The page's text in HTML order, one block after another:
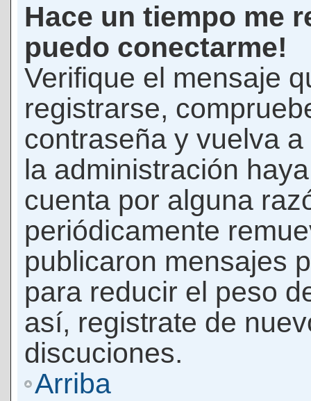
Hace un tiempo me
puedo conectarme!
Verifique el mensaje
registrarse,
contraseña y vuelva
la administración
cuenta por alguna
periódicamente
publicaron mensajes
para reducir el peso
así, registrate de
discuciones.
Arriba